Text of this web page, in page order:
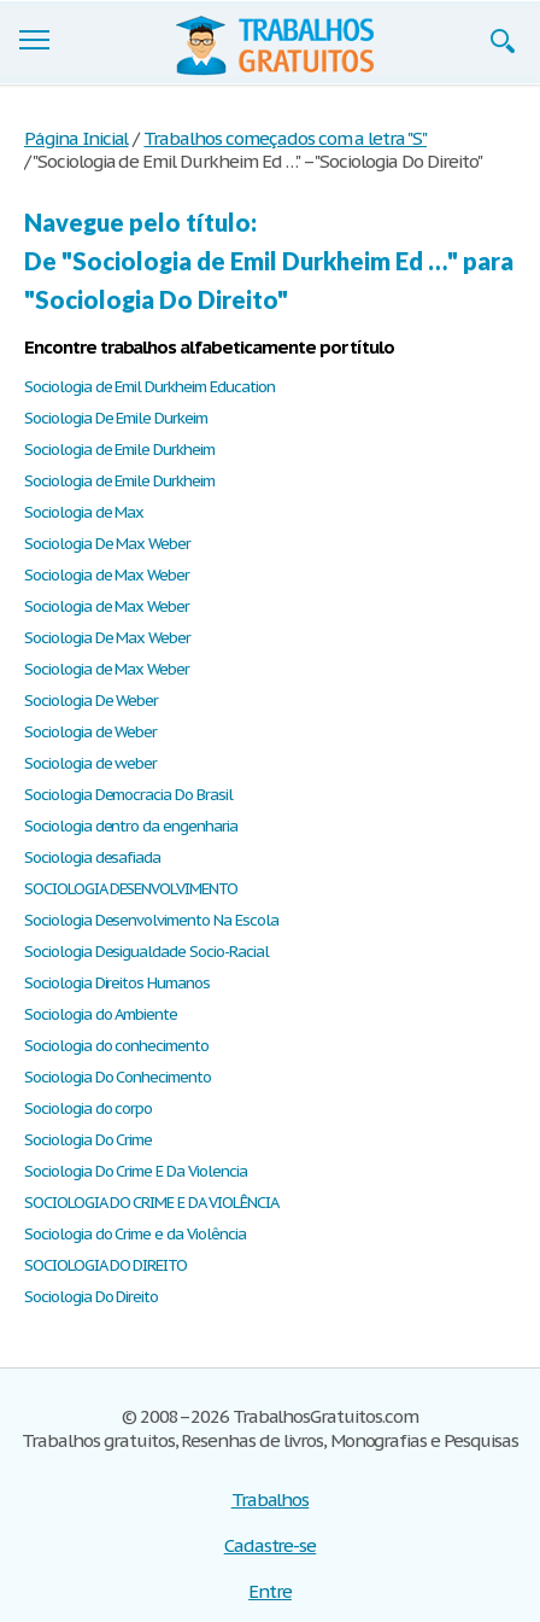
Cadastre-se
Entre
Blog
Contate-nos
Página Inicial / Trabalhos começados com a letra "S"
/"Sociologia de Emil Durkheim Ed …" – "Sociologia Do Direito"
Navegue pelo título:
De "Sociologia de Emil Durkheim Ed …" para
"Sociologia Do Direito"
Encontre trabalhos alfabeticamente por título
Sociologia de Emil Durkheim Education
Sociologia De Emile Durkeim
Sociologia de Emile Durkheim
Sociologia de Emile Durkheim
Sociologia de Max
Sociologia De Max Weber
Sociologia de Max Weber
Sociologia de Max Weber
Sociologia De Max Weber
Sociologia de Max Weber
Sociologia De Weber
Sociologia de Weber
Sociologia de weber
Sociologia Democracia Do Brasil
Sociologia dentro da engenharia
Sociologia desafiada
SOCIOLOGIA DESENVOLVIMENTO
Sociologia Desenvolvimento Na Escola
Sociologia Desigualdade Socio-Racial
Sociologia Direitos Humanos
Sociologia do Ambiente
Sociologia do conhecimento
Sociologia Do Conhecimento
Sociologia do corpo
Sociologia Do Crime
Sociologia Do Crime E Da Violencia
SOCIOLOGIA DO CRIME E DA VIOLÊNCIA
Sociologia do Crime e da Violência
SOCIOLOGIA DO DIREITO
Sociologia Do Direito
© 2008–2026 TrabalhosGratuitos.com
Trabalhos gratuitos, Resenhas de livros, Monografias e Pesquisas
Trabalhos
Cadastre-se
Entre